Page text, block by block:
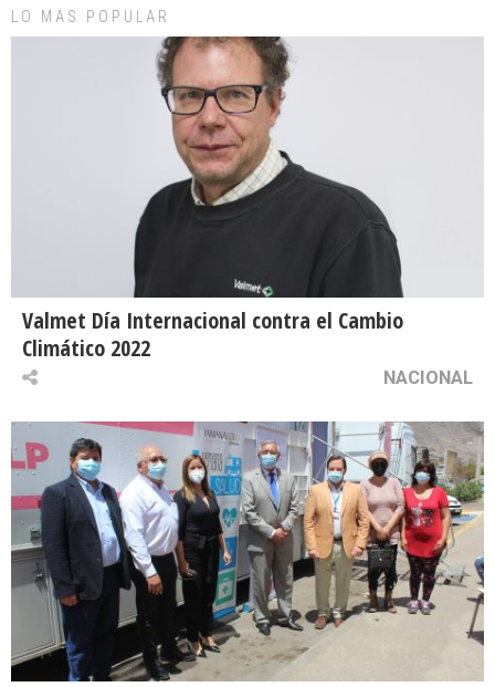
LO MAS POPULAR
Valmet Día Internacional contra el Cambio
Climático 2022
NACIONAL